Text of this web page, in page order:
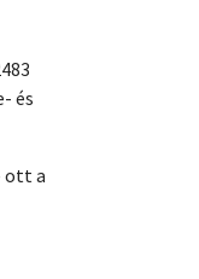
és
ott a